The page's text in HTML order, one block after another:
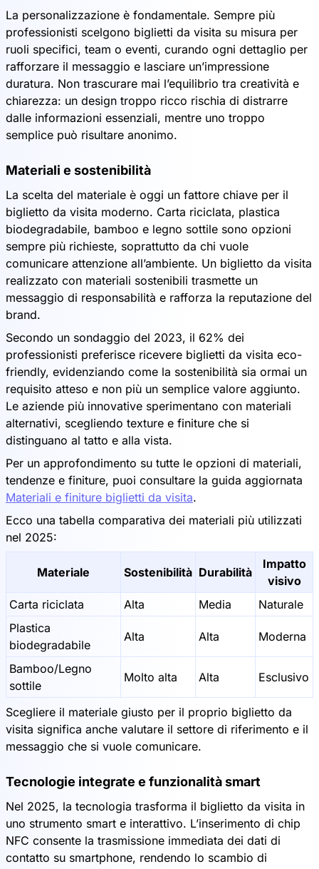
La personalizzazione è fondamentale. Sempre più
professionisti scelgono biglietti da visita su misura per
ruoli specifici, team o eventi, curando ogni dettaglio per
rafforzare il messaggio e lasciare un’impressione
duratura. Non trascurare mai l’equilibrio tra creatività e
chiarezza: un design troppo ricco rischia di distrarre
dalle informazioni essenziali, mentre uno troppo
semplice può risultare anonimo.
Materiali e sostenibilità
La scelta del materiale è oggi un fattore chiave per il
biglietto da visita moderno. Carta riciclata, plastica
biodegradabile, bamboo e legno sottile sono opzioni
sempre più richieste, soprattutto da chi vuole
comunicare attenzione all’ambiente. Un biglietto da visita
realizzato con materiali sostenibili trasmette un
messaggio di responsabilità e rafforza la reputazione del
brand.
Secondo un sondaggio del 2023, il 62% dei
professionisti preferisce ricevere biglietti da visita eco-
friendly, evidenziando come la sostenibilità sia ormai un
requisito atteso e non più un semplice valore aggiunto.
Le aziende più innovative sperimentano con materiali
alternativi, scegliendo texture e finiture che si
distinguano al tatto e alla vista.
Per un approfondimento su tutte le opzioni di materiali,
tendenze e finiture, puoi consultare la guida aggiornata
Materiali e finiture biglietti da visita.
Ecco una tabella comparativa dei materiali più utilizzati
nel 2025:
Materiale Sostenibilità Durabilità
Impatto
visivo
Carta riciclata
Alta Media
Naturale
Plastica
biodegradabile
Alta Alta Moderna
Bamboo/Legno
sottile
Molto alta Alta Esclusivo
Scegliere il materiale giusto per il proprio biglietto da
visita significa anche valutare il settore di riferimento e il
messaggio che si vuole comunicare.
Tecnologie integrate e funzionalità smart
Nel 2025, la tecnologia trasforma il biglietto da visita in
uno strumento smart e interattivo. L’inserimento di chip
NFC consente la trasmissione immediata dei dati di
contatto su smartphone, rendendo lo scambio di